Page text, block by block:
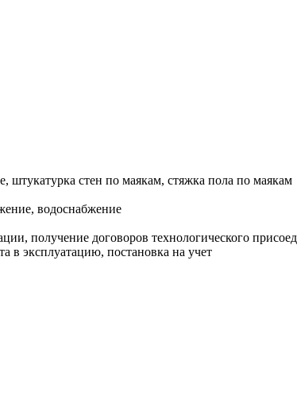
штукатурка стен по маякам, стяжка пола по маякам
водоснабжение
получение договоров технологического
в эксплуатацию, постановка на учет